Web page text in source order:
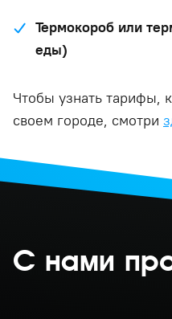
Термокороб или
еды)
Чтобы узнать тарифы,
своем городе, смотри
С нами